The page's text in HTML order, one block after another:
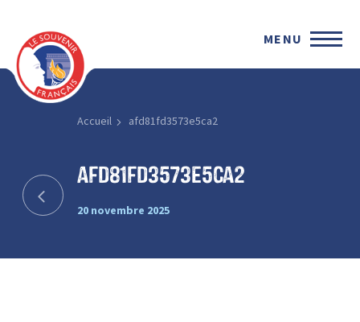
MENU
Accueil afd81fd3573e5ca2
afd81fd3573e5ca2
20 novembre 2025